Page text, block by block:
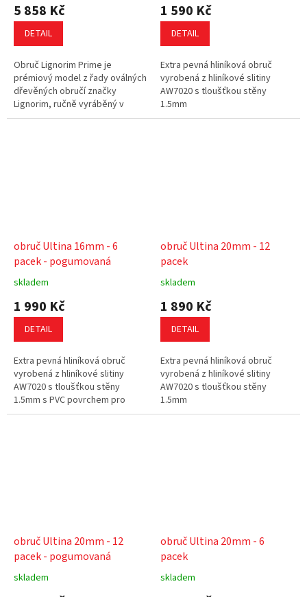
5 858 Kč
DETAIL
Obruč Lignorim Prime je
prémiový model z řady oválných
dřevěných obručí značky
Lignorim, ručně vyráběný v
Rakousku z vysoce kvalitního
1 590 Kč
DETAIL
Extra pevná hliníková obruč
vyrobená z hliníkové slitiny
AW7020 s tloušťkou stěny
1.5mm
obruč Ultina 16mm - 6
pacek - pogumovaná
skladem
1 990 Kč
DETAIL
Extra pevná hliníková obruč
vyrobená z hliníkové slitiny
AW7020 s tloušťkou stěny
1.5mm s PVC povrchem pro
lepší grip
obruč Ultina 20mm - 12
pacek
skladem
1 890 Kč
DETAIL
Extra pevná hliníková obruč
vyrobená z hliníkové slitiny
AW7020 s tloušťkou stěny
1.5mm
obruč Ultina 20mm - 12
pacek - pogumovaná
skladem
obruč Ultina 20mm - 6
pacek
skladem